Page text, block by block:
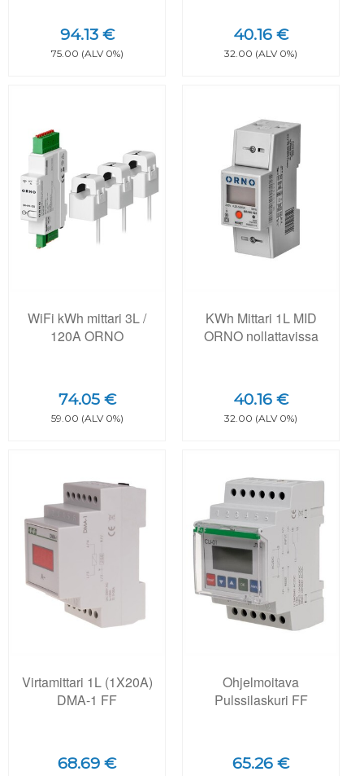
94.13 €
75.00 (ALV 0%)
40.16 €
32.00 (ALV 0%)
WiFi kWh mittari 3L /
120A ORNO
74.05 €
59.00 (ALV 0%)
KWh Mittari 1L MID
ORNO nollattavissa
40.16 €
32.00 (ALV 0%)
Virtamittari 1L (1X20A)
DMA-1 FF
68.69 €
Ohjelmoitava
Pulssilaskuri FF
65.26 €